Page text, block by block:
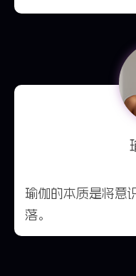
瑜伽的本质是将意
落。